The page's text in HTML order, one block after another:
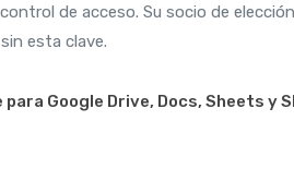
de acceso. Su socio de
esta clave.
para Google Drive, Docs, Sheets y